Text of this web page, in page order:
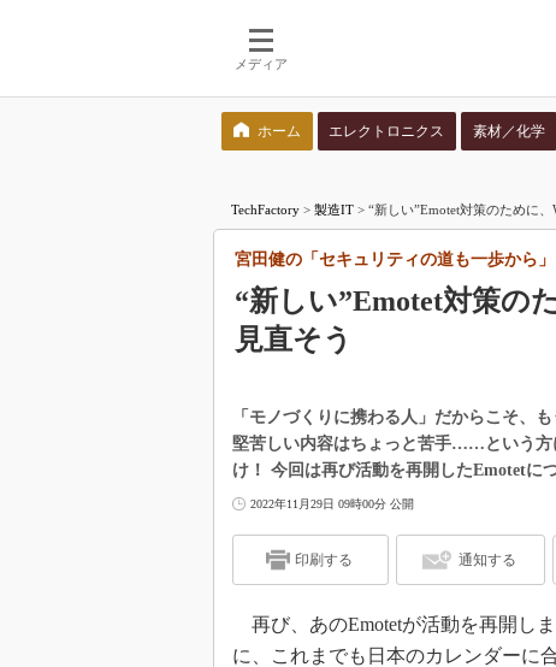
メディア
ホーム エレクトロニクス 素材／化学
TechFactory > 製造IT > “新しい”Emotet対策のために
“新しい”Emotet対策の
見直そう
宮田健の「セキュリティの道も一歩から」
「モノづくりに携わる人」だからこそ、
堅苦しい内容はちょっと苦手……という方
け！ 今回は再び活動を再開したEmotetに
2022年11月29日 09時00分 公開
印刷する 通知する
再び、あのEmotetが活動を再開し
に、これまでも日本のカレンダーに